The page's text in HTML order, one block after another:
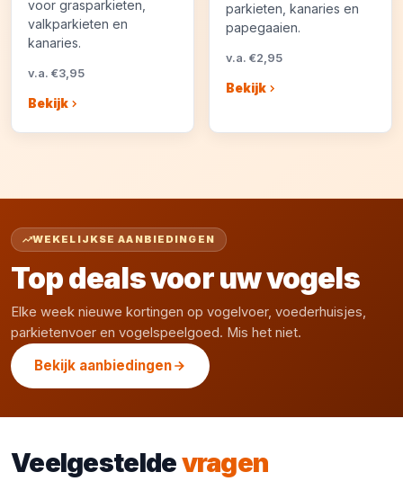
voor grasparkieten,
valkparkieten en
kanaries.
v.a. €3,95
Bekijk
parkieten, kanaries en
papegaaien.
v.a. €2,95
Bekijk
WEKELIJKSE AANBIEDINGEN
Top deals voor uw vogels
Elke week nieuwe kortingen op vogelvoer, voederhuisjes,
parkietenvoer en vogelspeelgoed. Mis het niet.
Bekijk aanbiedingen
Veelgesteldevragen